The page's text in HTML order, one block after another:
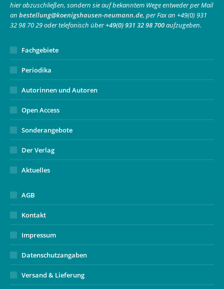
new
window
new
window
in
new
window
hier abzuschließen, sondern sie auf bekanntem Wege entweder per Mail
an bestellung@koenigshausen-neumann.de, per Fax an +49(0) 931
32 98 70 29 oder telefonisch über+49(0) 931 32 98 700aufzugeben.
Fachgebiete
Periodika
Autorinnen und Autoren
Open Access
Sonderangebote
Der Verlag
Aktuelles
AGB
Kontakt
Impressum
Datenschutzangaben
Versand & Lieferung